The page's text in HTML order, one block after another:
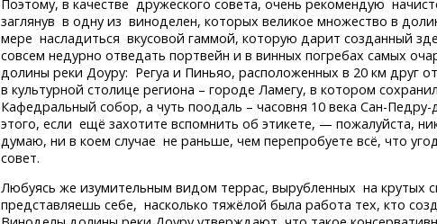
Поэтому, в качестве дружеского совета, очень рекомендую
заглянув в одну из виноделен, которых великое множество в
мере насладиться вкусовой гаммой, которую дарит созданный
совсем недурно отведать портвейн и в винных погребах самых
долины реки Доуру: Регуа и Пиньяо, расположенных в 20 км друг
в культурной столице региона – городе Ламегу, в котором
Кафедральный собор, а чуть поодаль – часовня 10 векаСан-Педру-
этого, если ещё захотите вспомнить об этикете, — пожалуйста,
думаю, ни в коем случае не раньше, чем перепробуете всё, что
совет.
Любуясь же изумительным видом террас, вырубленных на крутых
представляешь себе, насколько тяжёлой была работа тех, кто